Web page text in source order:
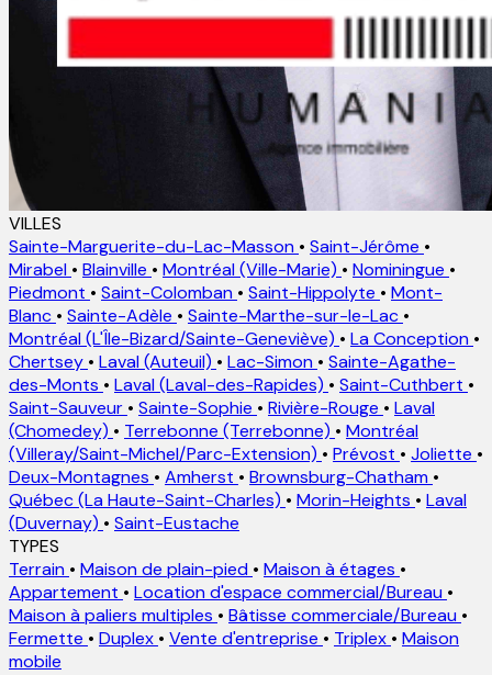
VILLES
Sainte-Marguerite-du-Lac-Masson • Saint-Jérôme •
Mirabel • Blainville • Montréal (Ville-Marie) • Nominingue •
Piedmont • Saint-Colomban • Saint-Hippolyte • Mont-
Blanc • Sainte-Adèle • Sainte-Marthe-sur-le-Lac •
Montréal (L'Île-Bizard/Sainte-Geneviève) • La Conception •
Chertsey • Laval (Auteuil) • Lac-Simon • Sainte-Agathe-
des-Monts • Laval (Laval-des-Rapides) • Saint-Cuthbert •
Saint-Sauveur • Sainte-Sophie • Rivière-Rouge • Laval
(Chomedey) • Terrebonne (Terrebonne) • Montréal
(Villeray/Saint-Michel/Parc-Extension) • Prévost • Joliette •
Deux-Montagnes • Amherst • Brownsburg-Chatham •
Québec (La Haute-Saint-Charles) • Morin-Heights • Laval
(Duvernay) • Saint-Eustache
TYPES
Terrain • Maison de plain-pied • Maison à étages •
Appartement • Location d'espace commercial/Bureau •
Maison à paliers multiples • Bâtisse commerciale/Bureau •
Fermette • Duplex • Vente d'entreprise • Triplex • Maison
mobile